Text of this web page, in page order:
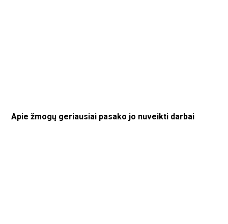
Apie žmogų geriausiai pasako jo nuveikti darbai